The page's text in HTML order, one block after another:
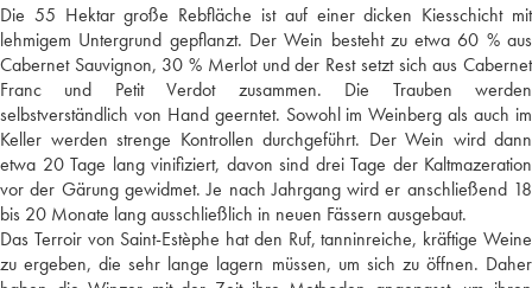
Die 55 Hektar große Rebfläche ist auf einer dicken Kiesschicht mit
lehmigem Untergrund gepflanzt. Der Wein besteht zu etwa 60 % aus
Cabernet Sauvignon, 30 % Merlot und der Rest setzt sich aus Cabernet
Franc und Petit Verdot zusammen. Die Trauben werden
selbstverständlich von Hand geerntet. Sowohl im Weinberg als auch im
Keller werden strenge Kontrollen durchgeführt. Der Wein wird dann
etwa 20 Tage lang vinifiziert, davon sind drei Tage der Kaltmazeration
vor der Gärung gewidmet. Je nach Jahrgang wird er anschließend 18
bis 20 Monate lang ausschließlich in neuen Fässern ausgebaut.
Das Terroir von Saint-Estèphe hat den Ruf, tanninreiche, kräftige Weine
zu ergeben, die sehr lange lagern müssen, um sich zu öffnen. Daher